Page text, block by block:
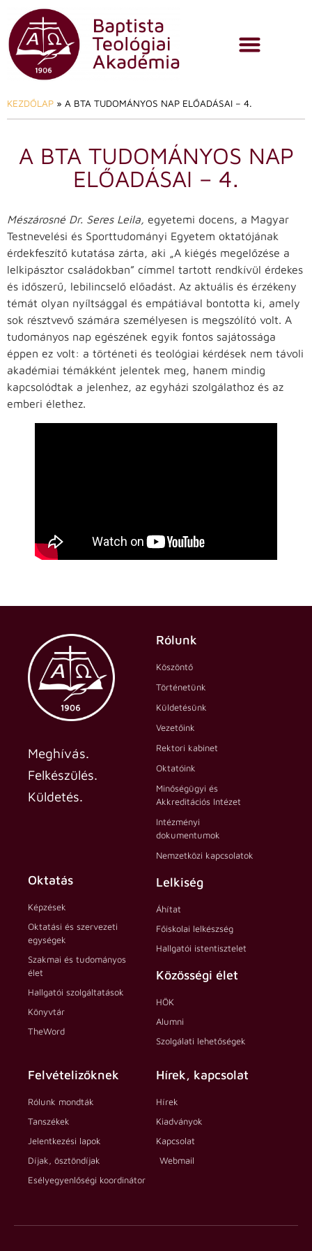
KEZDŐLAP » A BTA TUDOMÁNYOS NAP ELŐADÁSAI – 4.
A BTA TUDOMÁNYOS NAP
ELŐADÁSAI – 4.
Mészárosné Dr. Seres Leila, egyetemi docens, a Magyar
Testnevelési és Sporttudományi Egyetem oktatójának
érdekfeszítő kutatása zárta, aki „A kiégés megelőzése a
lelkipásztor családokban” címmel tartott rendkívül érdekes
és időszerű, lebilincselő előadást. Az aktuális és érzékeny
témát olyan nyíltsággal és empátiával bontotta ki, amely
sok résztvevő számára személyesen is megszólító volt. A
tudományos nap egészének egyik fontos sajátossága
éppen ez volt: a történeti és teológiai kérdések nem távoli
akadémiai témákként jelentek meg, hanem mindig
kapcsolódtak a jelenhez, az egyházi szolgálathoz és az
emberi élethez.
Meghívás.
Felkészülés.
Küldetés.
Rólunk
Köszöntő
Történetünk
Küldetésünk
Vezetőink
Rektori kabinet
Oktatóink
Minőségügyi és
Akkreditációs Intézet
Intézményi
dokumentumok
Nemzetközi kapcsolatok
Oktatás
Képzések
Oktatási és szervezeti
egységek
Szakmai és tudományos
élet
Hallgatói szolgáltatások
Könyvtár
TheWord
Lelkiség
Áhítat
Főiskolai lelkészség
Hallgatói istentisztelet
Közösségi élet
HÖK
Alumni
Szolgálati lehetőségek
Felvételizőknek
Rólunk mondták
Tanszékek
Jelentkezési lapok
Díjak, ösztöndíjak
Esélyegyenlőségi koordinátor
Hírek, kapcsolat
Hírek
Kiadványok
Kapcsolat
Webmail